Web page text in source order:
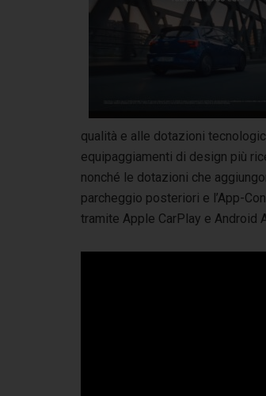
qualità e alle dotazioni
equipaggiamenti di design più
nonché le dotazioni che
parcheggio posteriori e l’App-
tramite Apple CarPlay e Android